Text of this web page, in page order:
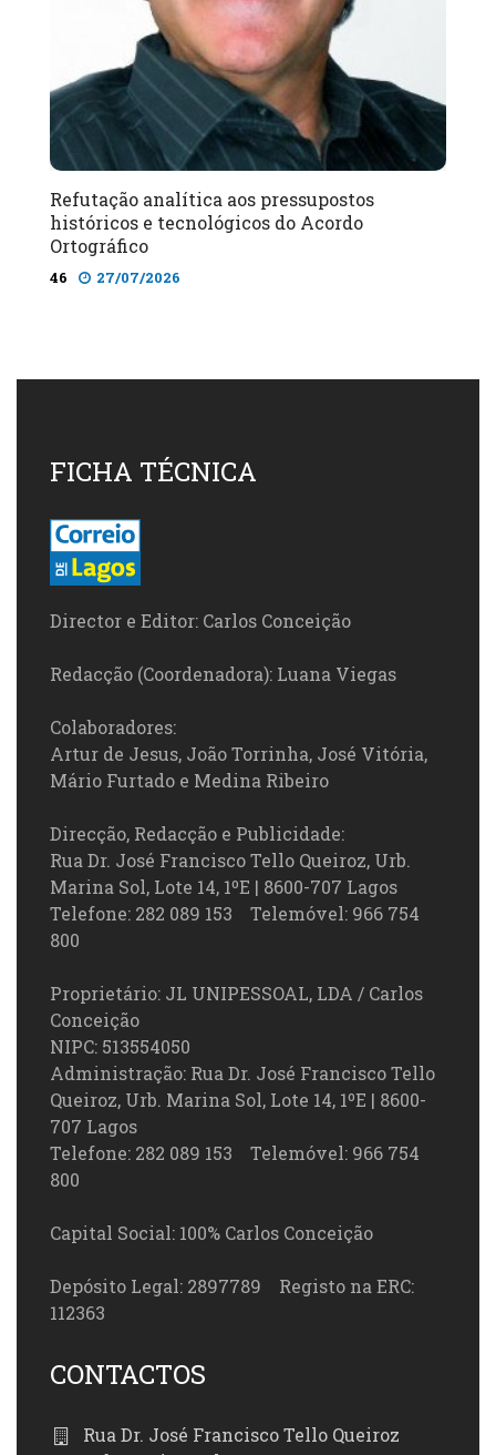
Refutação analítica aos pressupostos
históricos e tecnológicos do Acordo
Ortográfico
46 27/07/2026
FICHA TÉCNICA
Director e Editor: Carlos Conceição
Redacção (Coordenadora): Luana Viegas
Colaboradores:
Artur de Jesus, João Torrinha, José Vitória,
Mário Furtado e Medina Ribeiro
Direcção, Redacção e Publicidade:
Rua Dr. José Francisco Tello Queiroz, Urb.
Marina Sol, Lote 14, 1ºE | 8600-707 Lagos
Telefone: 282 089 153 Telemóvel: 966 754
800
Proprietário: JL UNIPESSOAL, LDA / Carlos
Conceição
NIPC: 513554050
Administração: Rua Dr. José Francisco Tello
Queiroz, Urb. Marina Sol, Lote 14, 1ºE | 8600-
707 Lagos
Telefone: 282 089 153 Telemóvel: 966 754
800
Capital Social: 100% Carlos Conceição
Depósito Legal: 2897789 Registo na ERC:
112363
CONTACTOS
Rua Dr. José Francisco Tello Queiroz